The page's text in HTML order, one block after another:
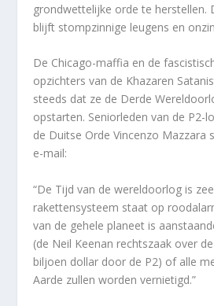
grondwettelijke orde te herstellen.
blijft stompzinnige leugens en
De Chicago-maffia en de
opzichters van de Khazaren
steeds dat ze de Derde
opstarten. Seniorleden van de P2-
de Duitse Orde Vincenzo Mazzara
e-mail:
“De Tijd van de wereldoorlog is
rakettensysteem staat op
van de gehele planeet is
(de Neil Keenan rechtszaak over
biljoen dollar door de P2) of alle
Aarde zullen worden vernietigd.”